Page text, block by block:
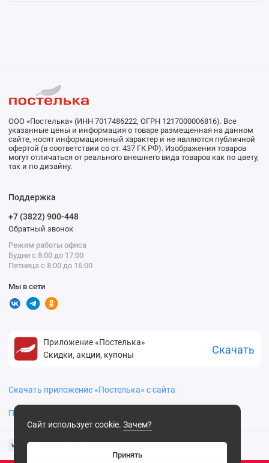
Сайт использует cookie. Зачем?
Принять
ООО «Постелька» (ИНН 7017486222, ОГРН 1217000006816). Все
указанные цены и информация о товаре размещенная на данном
сайте, носят информационный характер и не являются публичной
офертой (в соответствии со ст. 437 ГК РФ). Изображения товаров
могут отличаться от реального внешнего вида товаров как по цвету,
так и по дизайну.
Поддержка
+7 (3822) 900-448
Обратный звонок
Режим работы офиса
Будни с 8:00 до 17:00
Пятница с 8:00 до 16:00
Мы в сети
Приложение «Постелька»
Скидки, акции, купоны
Скачать
Скачать приложение «Постелька» с сайта
Политика конфиденциальности